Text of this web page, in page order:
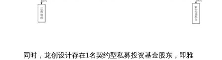
同时，龙创设计存在1名契约型私募投资基金股东，即雅